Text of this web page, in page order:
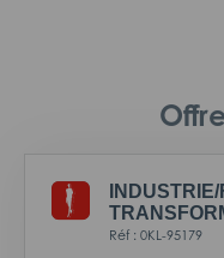
INDUSTRIE/
Réf : 0KL-95179